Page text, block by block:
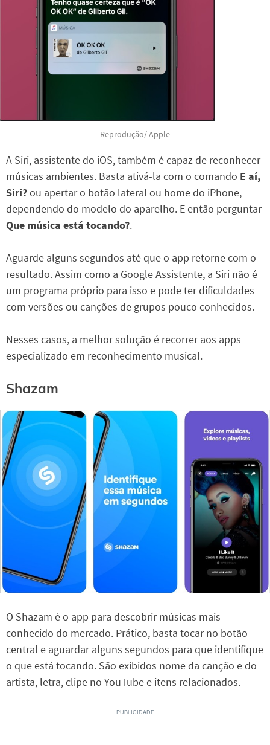
Reprodução/ Apple
A Siri, assistente do iOS, também é capaz de reconhecer
músicas ambientes. Basta ativá-la com o comando E aí,
Siri?ou apertar o botão lateral ou home do iPhone,
dependendo do modelo do aparelho. E então perguntar
Que música está tocando?.
Aguarde alguns segundos até que o app retorne com o
resultado. Assim como a Google Assistente, a Siri não é
um programa próprio para isso e pode ter dificuldades
com versões ou canções de grupos pouco conhecidos.
Nesses casos, a melhor solução é recorrer aos apps
especializado em reconhecimento musical.
Shazam
O Shazam é o app para descobrir músicas mais
conhecido do mercado. Prático, basta tocar no botão
central e aguardar alguns segundos para que identifique
o que está tocando. São exibidos nome da canção e do
artista, letra, clipe no YouTube e itens relacionados.